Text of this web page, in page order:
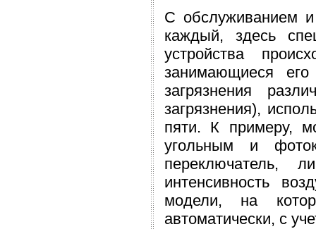
С обслуживанием и
каждый, здесь
устройства
занимающиеся
загрязнения
загрязнения),
пяти. К примеру,
угольным и
переключатель,
интенсивность
модели, на
автоматически, с